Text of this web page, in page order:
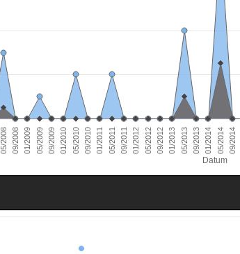
Datum
05/2008 09/2008 01/2009 05/2009 09/2009 01/2010 05/2010 09/2010 01/2011 05/2011 09/2011 01/2012 05/2012 09/2012 01/2013 05/2013 09/2013 01/2014 05/2014 09/2014